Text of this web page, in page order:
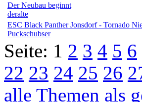
Der Neubau beginnt
deralte
ESC Black Panther Jonsdorf - Tornado
Puckschubser
Seite: 1 2 3 4 5 6
22 23 24 25 26
alle Themen als